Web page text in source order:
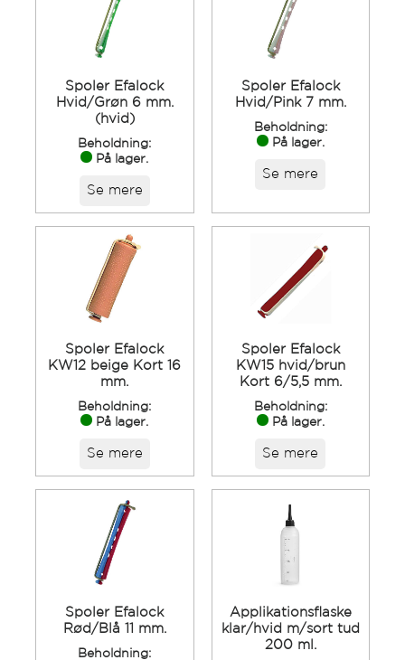
Spoler Efalock
Hvid/Grøn 6 mm.
(hvid)
Beholdning:
På lager.
Se mere
Spoler Efalock
Hvid/Pink 7 mm.
Beholdning:
På lager.
Se mere
Spoler Efalock
KW12 beige Kort 16
mm.
Beholdning:
På lager.
Se mere
Spoler Efalock
KW15 hvid/brun
Kort 6/5,5 mm.
Beholdning:
På lager.
Se mere
Spoler Efalock
Rød/Blå 11 mm.
Beholdning:
Applikationsflaske
klar/hvid m/sort tud
200 ml.